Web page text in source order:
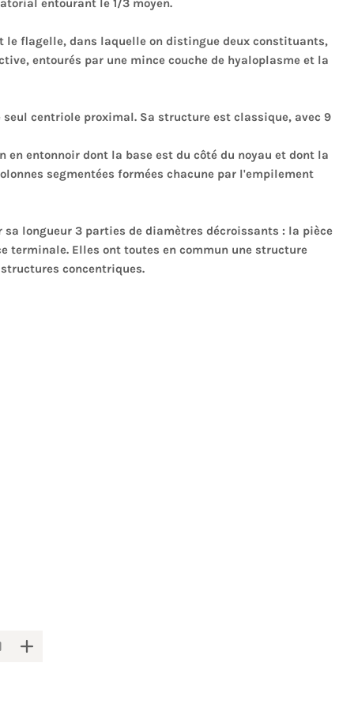
entourant le 1/3 moyen.
le flagelle, dans laquelle on distingue deux constituants,
entourés par une mince couche de hyaloplasme et la
centriole proximal. Sa structure est classique, avec 9
entonnoir dont la base est du côté du noyau et dont la
segmentées formées chacune par l'empilement
longueur 3 parties de diamètres décroissants : la pièce
Elles ont toutes en commun une structure
concentriques.